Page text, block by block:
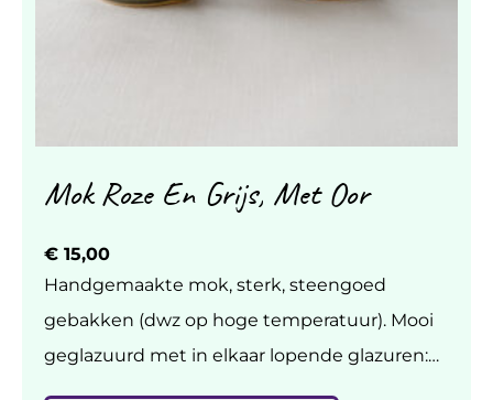
Mok Roze En Grijs, Met Oor
€ 15,00
Handgemaakte mok, sterk, steengoed
gebakken (dwz op hoge temperatuur). Mooi
geglazuurd met in elkaar lopende glazuren: